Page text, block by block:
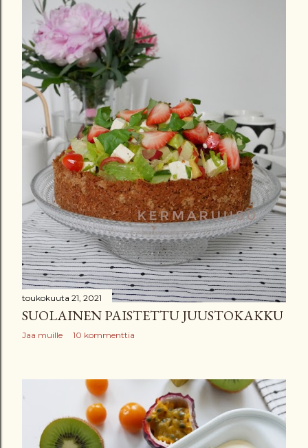
toukokuuta 21, 2021
SUOLAINEN PAISTETTU JUUSTOKAKKU
Jaa muille 10 kommenttia